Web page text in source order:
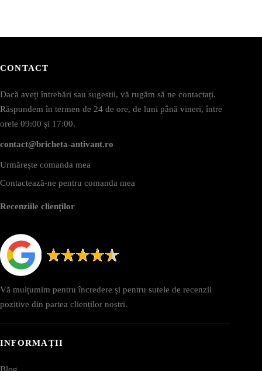
CONTACT
Dacă aveți întrebări sau sugestii, vă rugăm să ne contactați.
Răspundem în termen de 24 de ore, de luni până vineri, între
orele 09:00 și 17:00.
contact@bricheta-antivant.ro
Urmărește comanda mea
Contactează-ne pentru comanda mea
Recenziile clienților
Vă mulțumim pentru încredere și pentru sutele de recenzii
pozitive din partea clienților noștri.
INFORMAȚII
Blog